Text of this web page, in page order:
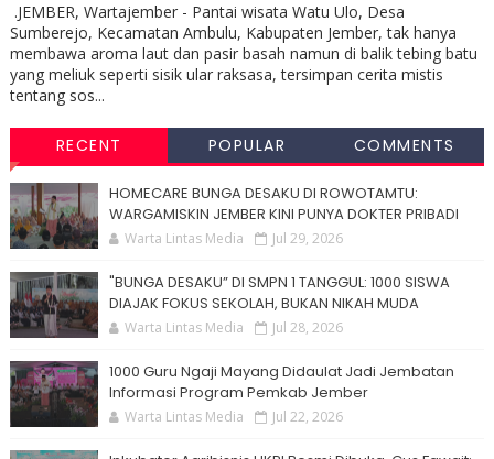
.JEMBER, Wartajember - Pantai wisata Watu Ulo, Desa
Sumberejo, Kecamatan Ambulu, Kabupaten Jember, tak hanya
membawa aroma laut dan pasir basah namun di balik tebing batu
yang meliuk seperti sisik ular raksasa, tersimpan cerita mistis
tentang sos...
RECENT POPULAR COMMENTS
HOMECARE BUNGA DESAKU DI ROWOTAMTU:
WARGAMISKIN JEMBER KINI PUNYA DOKTER PRIBADI
Warta Lintas Media Jul 29, 2026
"BUNGA DESAKU” DI SMPN 1 TANGGUL: 1000 SISWA
DIAJAK FOKUS SEKOLAH, BUKAN NIKAH MUDA
Warta Lintas Media Jul 28, 2026
1000 Guru Ngaji Mayang Didaulat Jadi Jembatan
Informasi Program Pemkab Jember
Warta Lintas Media Jul 22, 2026